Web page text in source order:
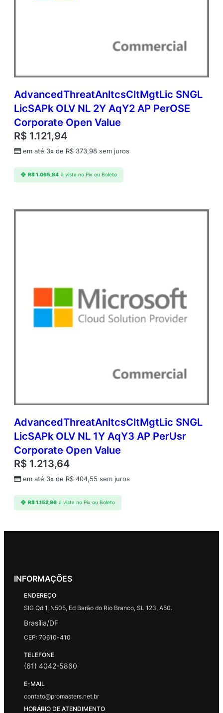
AdvancedThreatAnltcsCltMgtLic SNGL
LicSAPk OLV NL 2Y AqY2 AP PerOSE
Corporate Open Value
R$ 1.121,94
em até 3x de R$ 373,98 sem juros
R$1.065,84 à vista no Pix ou Boleto
AdvancedThreatAnltcsCltMgtLic SNGL
LicSAPk OLV NL 1Y AqY3 AP PerUsr
Corporate Open Value
R$ 1.213,64
em até 3x de R$ 404,55 sem juros
R$1.152,96 à vista no Pix ou Boleto
INFORMAÇÕES
ENDEREÇO
SIG Qd 1, N505, Ed Barão do Rio Branco, SL 123, A50.
Brasília/DF
CEP: 70610-410
TELEFONE
(61) 4042-5860
E-MAIL
contato@promasters.net.br
HORÁRIO DE ATENDIMENTO